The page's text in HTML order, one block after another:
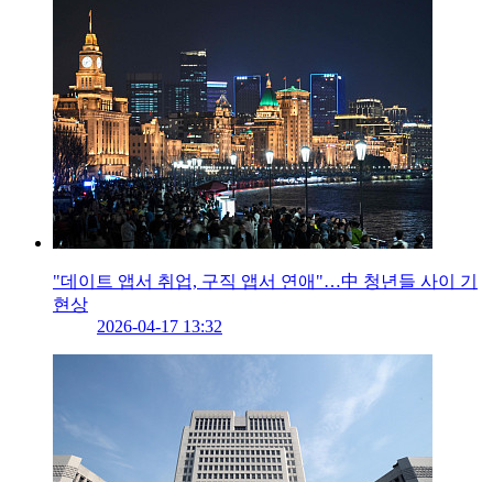
"데이트 앱서 취업, 구직 앱서 연애"…中 청년들 사이 기
현상
2026-04-17 13:32